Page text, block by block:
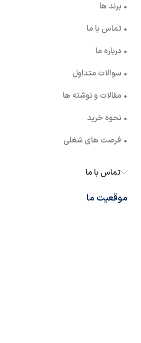
• برند ها
• تماس با ما
• درباره ما
• سوالات متداول
• مقالات و نوشته ها
• نحوه خرید
• فرصت های شغلی
تماس با ما
موقعیت ما